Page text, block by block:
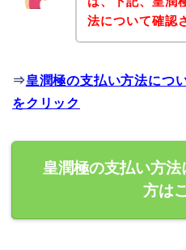
法について確認
⇒皇潤極の支払い方法につ
をクリック
皇潤極の支払い方
方は